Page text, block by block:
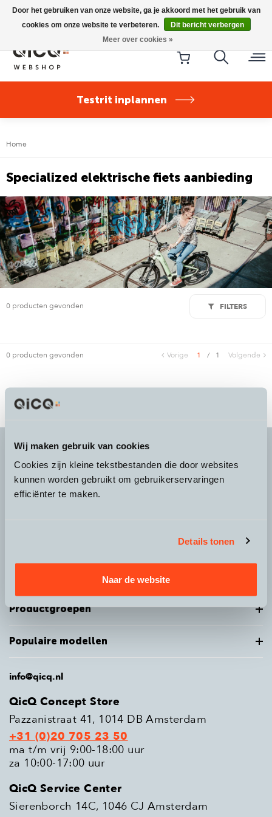
Wij maken gebruik van cookies
Cookies zijn kleine tekstbestanden die door websites
kunnen worden gebruikt om gebruikerservaringen
efficiënter te maken.
Details tonen
Naar de website
Riese & Müller Nevo5 Silent Core nu direct uit voorraad
leverbaar!
Testrit inplannen
Home
Specialized elektrische fiets aanbieding
0 producten gevonden FILTERS
0 producten gevonden Vorige 1 / 1 Volgende
It's more than achoice
Productgroepen
Populaire modellen
info@qicq.nl
QicQ Concept Store
Pazzanistraat 41, 1014 DB Amsterdam
+31 (0)20 705 23 50
ma t/m vrij 9:00-18:00 uur
za 10:00-17:00 uur
QicQ Service Center
Sierenborch 14C, 1046 CJ Amsterdam
Door het gebruiken van onze website, ga je akkoord met het gebruik van
cookies om onze website te verbeteren.
Dit bericht verbergen
Meer over cookies »